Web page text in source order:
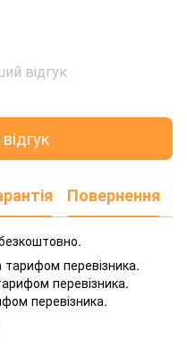
відгук
Повернення
перевізника.
перевізника.
перевізника.